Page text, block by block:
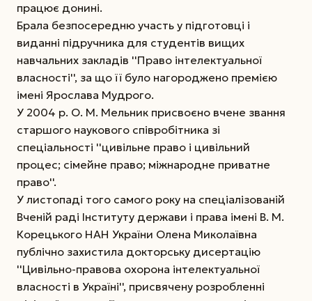
працює донині.
Брала безпосередню участь у підготовці і
виданні підручника для студентів вищих
навчальних закладів ''Право інтелектуальної
власності'', за що її було нагороджено премією
імені Ярослава Мудрого.
У 2004 р. О. М. Мельник присвоєно вчене звання
старшого наукового співробітника зі
спеціальності ''цивільне право і цивільний
процес; сімейне право; міжнародне приватне
право''.
У листопаді того самого року на спеціалізованій
Вченій раді Інституту держави і права імені В. М.
Корецького НАН України Олена Миколаївна
публічно захистила докторську дисертацію
''Цивільно-правова охорона інтелектуальної
власності в Україні'', присвячену розробленні